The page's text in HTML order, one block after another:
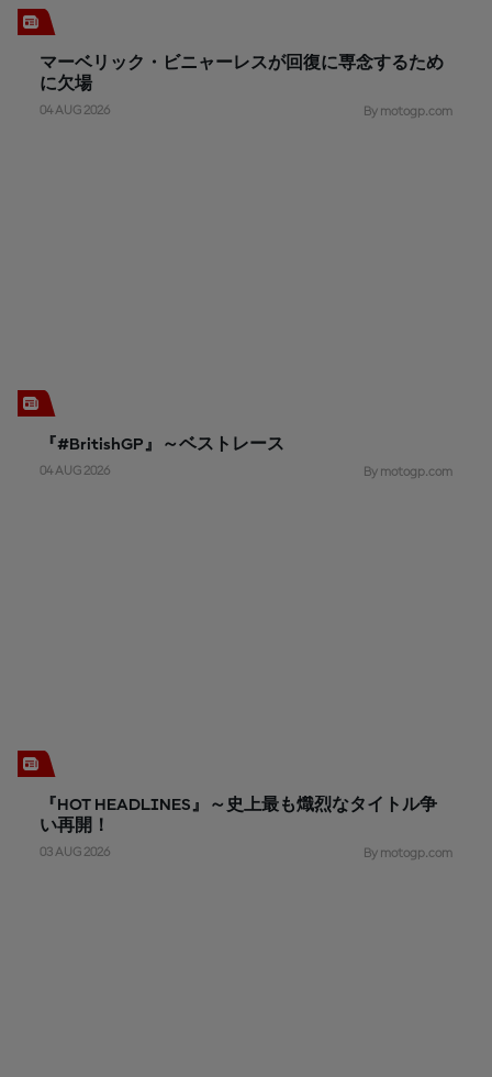
マーベリック・ビニャーレスが回復に専念するため
に欠場
04 AUG 2026 By motogp.com
『#BritishGP』～ベストレース
04 AUG 2026 By motogp.com
『HOT HEADLINES』～史上最も熾烈なタイトル争
い再開！
03 AUG 2026 By motogp.com